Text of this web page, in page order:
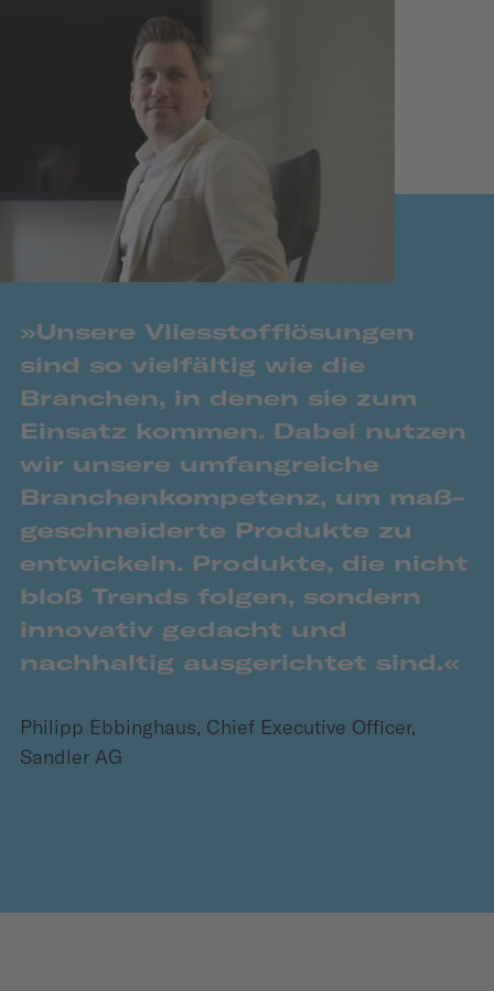
»Unsere Vliesstoff­­­­lösungen
sind so viel­fäl­tig wie die
Branchen, in denen sie zum
Einsatz kommen. Dabei nutzen
wir unsere umfang­­­­reiche
Branchen­­­­kompetenz, um maß­­­
ge­schneiderte Pro­dukte zu
entwickeln. Produkte, die nicht
bloß Trends folgen, sondern
innovativ gedacht und
nachhaltig ausgerichtet sind.«
Philipp Ebbinghaus, Chief Executive Officer,
Sandler AG